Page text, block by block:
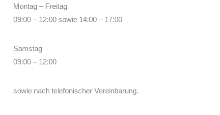
Montag – Freitag
09:00 – 12:00 sowie 14:00 – 17:00
Samstag
09:00 – 12:00
sowie nach telefonischer Vereinbarung.